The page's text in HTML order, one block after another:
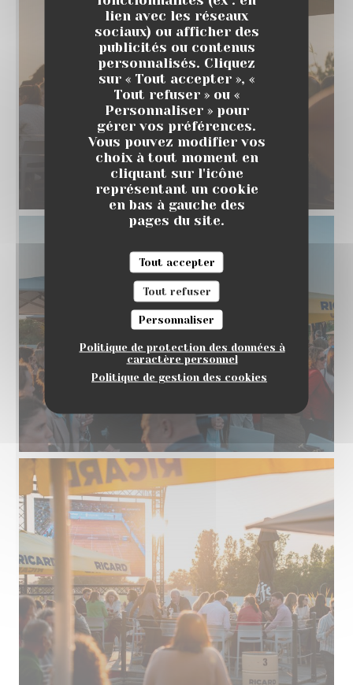
lien avec les réseaux
sociaux) ou afficher des
publicités ou contenus
personnalisés. Cliquez
sur « Tout accepter », «
Tout refuser » ou «
Personnaliser » pour
gérer vos préférences.
Vous pouvez modifier vos
choix à tout moment en
cliquant sur l'icône
représentant un cookie
en bas à gauche des
pages du site.
Tout accepter
Tout refuser
Personnaliser
Politique de protection des données à
caractère personnel
Politique de gestion des cookies